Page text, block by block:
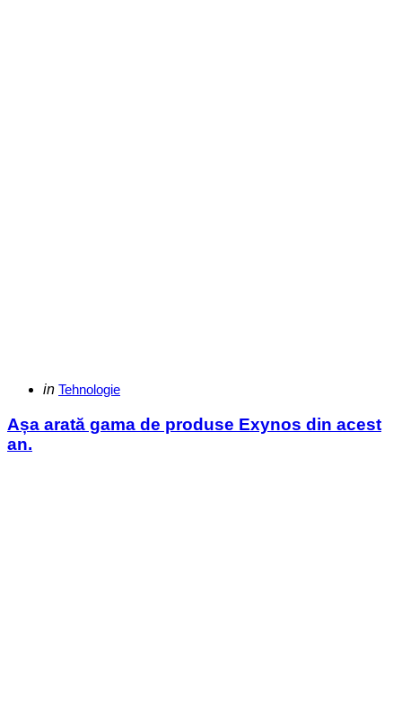
Categories
Posted
in Tehnologie
Așa arată gama de produse Exynos din acest
an.